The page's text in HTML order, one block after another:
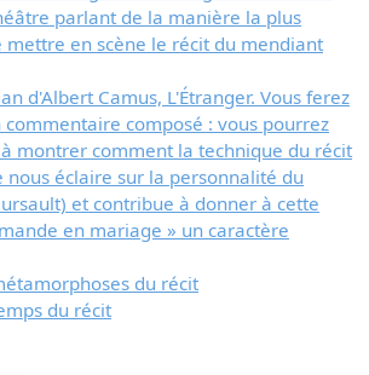
parlant de la manière la plus
en scène le récit du mendiant
d'Albert Camus, L'Étranger. Vous ferez
commentaire composé : vous pourrez
montrer comment la technique du récit
nous éclaire sur la personnalité du
et contribue à donner à cette
en mariage » un caractère
du récit
du récit